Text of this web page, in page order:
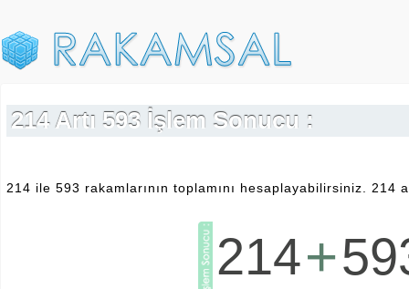
214 Artı 593 İşlem Sonucu :
214 ile 593 rakamlarının toplamını hesaplayabilirsiniz. 214
214+